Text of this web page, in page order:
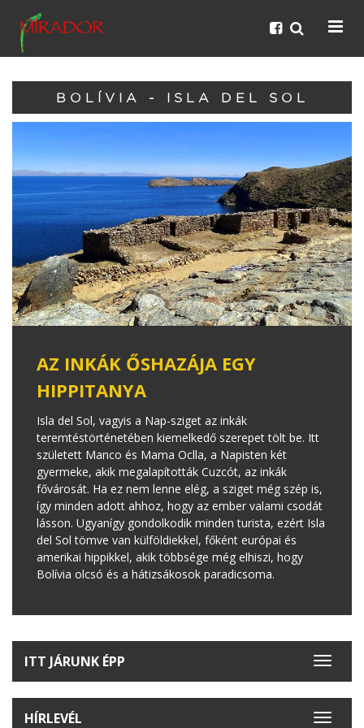
BOLÍVIA - ISLA DEL SOL
AZ INKÁK ŐSHAZÁJA EGY
HIPPITANYA
Isla del Sol, vagyis a Nap-sziget az inkák
teremtéstörténetében kiemelkedő szerepet tölt be. Itt
született Manco és Mama Oclla, a Napisten két
gyermeke, akik megalapították Cuzcót, az inkák
fővárosát. Ha ez nem lenne elég, a sziget még szép is,
így minden adott ahhoz, hogy az ember valami csodát
lásson. Ugyanígy gondolkodik minden turista, ezért Isla
del Sol tömve van külföldiekkel, főként európai és
amerikai hippikkel, akik többsége még elhiszi, hogy
Bolívia olcsó és a hátizsákosok paradicsoma.
Toggle
ITT JÁRUNK ÉPP
Toggle
HÍRLEVÉL